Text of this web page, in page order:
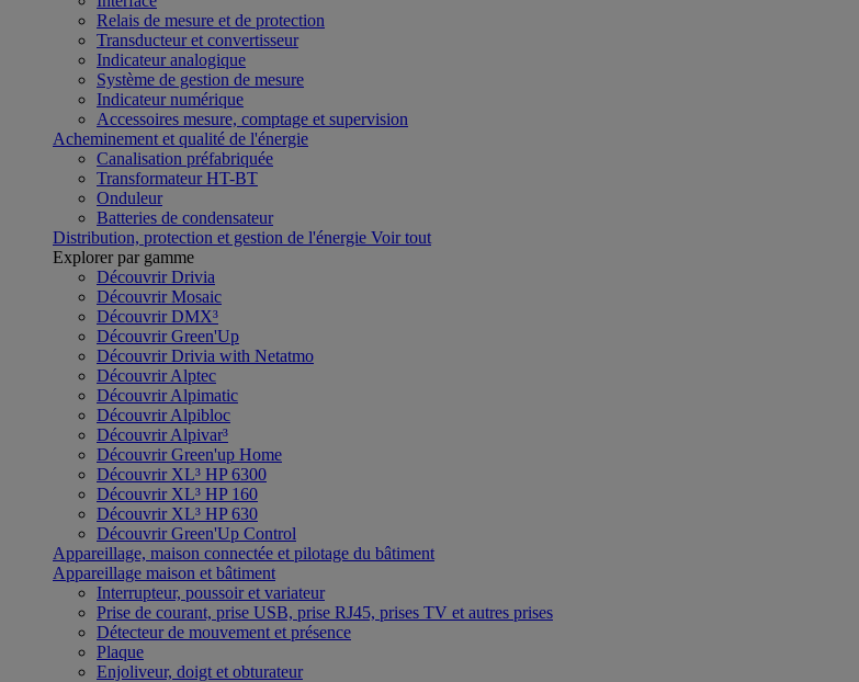
Relais de mesure et de protection
Transducteur et convertisseur
Indicateur analogique
Système de gestion de mesure
Indicateur numérique
Accessoires mesure, comptage et supervision
Acheminement et qualité de l'énergie
Canalisation préfabriquée
Transformateur HT-BT
Onduleur
Batteries de condensateur
Distribution, protection et gestion de l'énergie Voir tout
Explorer par gamme
Découvrir Drivia
Découvrir Mosaic
Découvrir DMX³
Découvrir Green'Up
Découvrir Drivia with Netatmo
Découvrir Alptec
Découvrir Alpimatic
Découvrir Alpibloc
Découvrir Alpivar³
Découvrir Green'up Home
Découvrir XL³ HP 6300
Découvrir XL³ HP 160
Découvrir XL³ HP 630
Découvrir Green'Up Control
Appareillage, maison connectée et pilotage du bâtiment
Appareillage maison et bâtiment
Interrupteur, poussoir et variateur
Prise de courant, prise USB, prise RJ45, prises TV et autres prises
Détecteur de mouvement et présence
Plaque
Enjoliveur, doigt et obturateur